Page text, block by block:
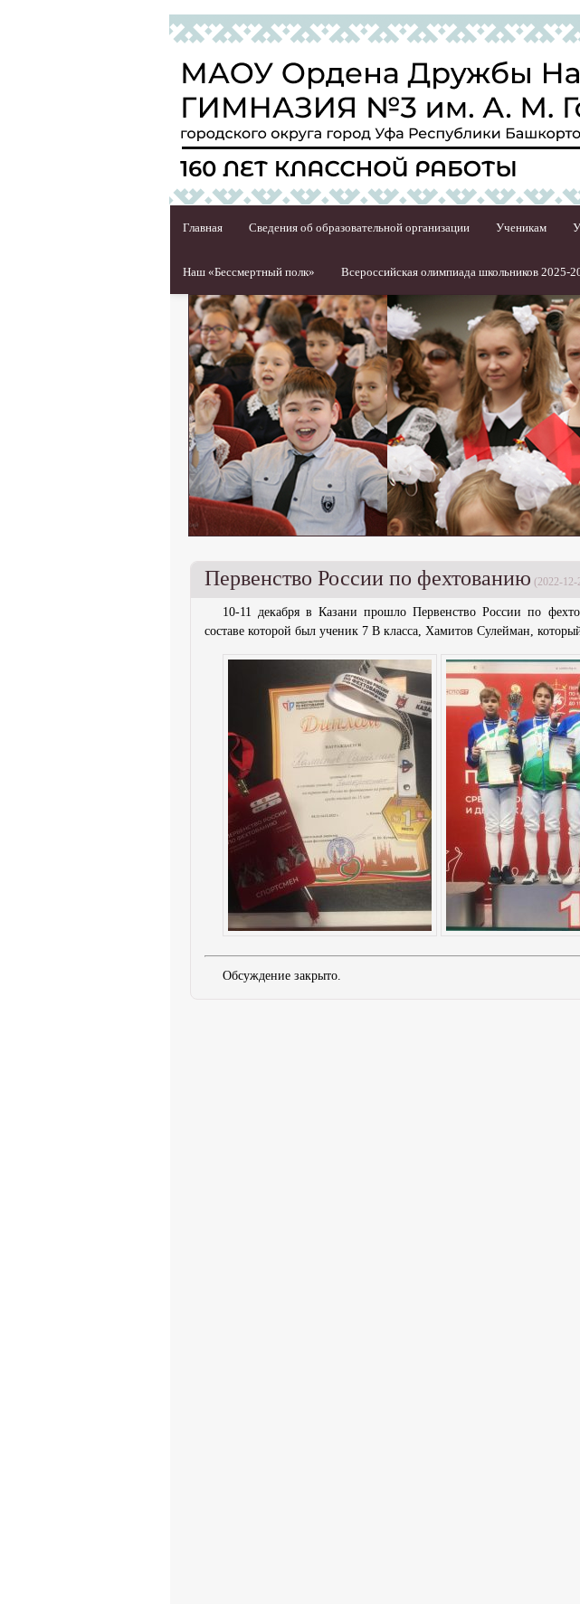
Главная Сведения об образовательной организации Ученикам
Наш «Бессмертный полк» Всероссийская олимпиада школьников 2025-
Первенство России по фехтованию (2022-12-
10-11 декабря в Казани прошло Первенство России по
составе которой был ученик 7 В класса, Хамитов Сулейман,
Обсуждение закрыто.